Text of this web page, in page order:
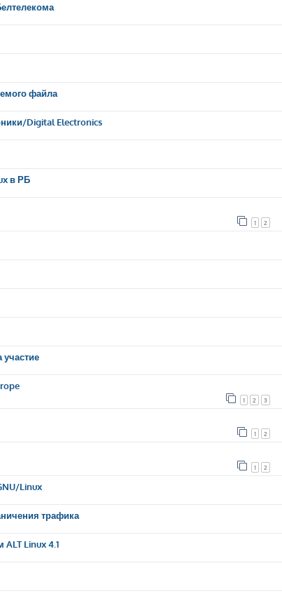
файла
Digital Electronics
в РБ
1 2
участие
1 2 3
1 2
1 2
Linux
трафика
Linux 4.1